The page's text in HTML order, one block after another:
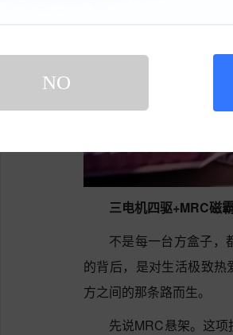
NO
三电机四驱+MRC磁
不是每一台方盒子，
的背后，是对生活极致
方之间的那条路而生。
先说MRC悬架。这